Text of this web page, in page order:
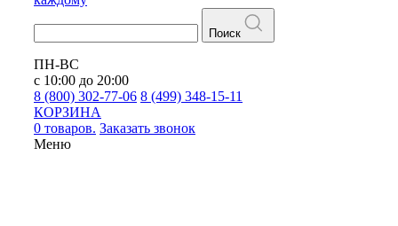
Поиск
ПН-ВС
с 10:00 до 20:00
8 (800) 302-77-06 8 (499) 348-15-11
КОРЗИНА
0 товаров. Заказать звонок
Меню